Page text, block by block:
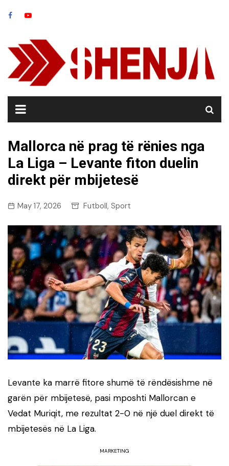
Mallorca në prag të rënies nga
La Liga – Levante fiton duelin
direkt për mbijetesë
May 17, 2026 Futboll, Sport
Levante ka marrë fitore shumë të rëndësishme në
garën për mbijetesë, pasi mposhti Mallorcan e
Vedat Muriqit, me rezultat 2-0 në një duel direkt të
mbijetesës në La Liga.
MARKETING